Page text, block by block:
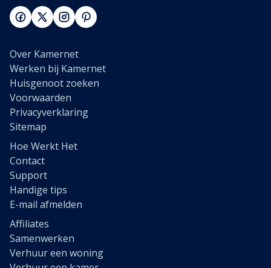
Over Kamernet
Werken bij Kamernet
Huisgenoot zoeken
Voorwaarden
Privacyverklaring
Sitemap
Hoe Werkt Het
Contact
Support
Handige tips
E-mail afmelden
Affiliates
Samenwerken
Verhuur een woning